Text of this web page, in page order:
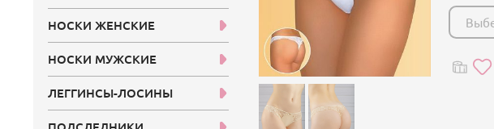
НОСКИ ЖЕНСКИЕ
НОСКИ МУЖСКИЕ
ЛЕГГИНСЫ-ЛОСИНЫ